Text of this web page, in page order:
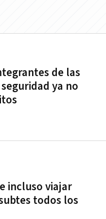
de las
ya no
incluso viajar
todos los